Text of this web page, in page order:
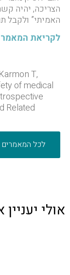
הצריכה, יהיה
האמיתי” ולקבל
לקריאת
T,
of medical
Related
לכל המאמרים
אולי